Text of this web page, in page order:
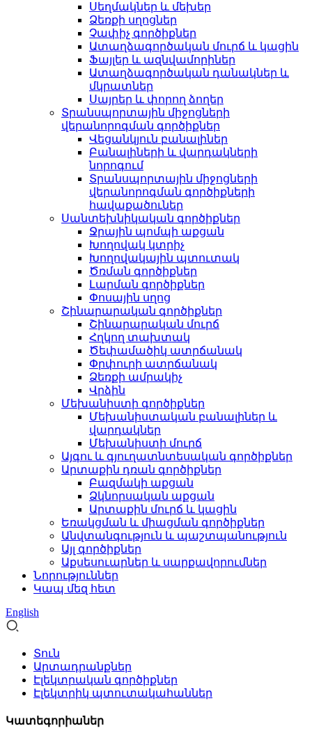
Սեղմակներ և մեխեր
Ձեռքի սղոցներ
Չափիչ գործիքներ
Ատաղձագործական մուրճ և կացին
Ֆայլեր և ազնվամորիներ
Ատաղձագործական դանակներ և
մկրատներ
Սայրեր և փորող ձողեր
Տրանսպորտային միջոցների
վերանորոգման գործիքներ
Վեցանկյուն բանալիներ
Բանալիների և վարդակների
նորոգում
Տրանսպորտային միջոցների
վերանորոգման գործիքների
հավաքածուներ
Սանտեխնիկական գործիքներ
Ջրային պոմպի աքցան
Խողովակ կտրիչ
Խողովակային պտուտակ
Ծռման գործիքներ
Լարման գործիքներ
Փոսային սղոց
Շինարարական գործիքներ
Շինարարական մուրճ
Հղկող տախտակ
Ծեփամածիկ ատրճանակ
Փրփուրի ատրճանակ
Ձեռքի ամրակիչ
Վրձին
Մեխանիստի գործիքներ
Մեխանիստական ​​​​բանալիներ և
վարդակներ
Մեխանիստի մուրճ
Այգու և գյուղատնտեսական գործիքներ
Արտաքին դռան գործիքներ
Բազմակի աքցան
Ձկնորսական աքցան
Արտաքին մուրճ և կացին
Եռակցման և միացման գործիքներ
Անվտանգություն և պաշտպանություն
Այլ գործիքներ
Աքսեսուարներ և սարքավորումներ
Նորություններ
Կապ մեզ հետ
English
Տուն
Արտադրանքներ
Էլեկտրական գործիքներ
Էլեկտրիկ պտուտակահաններ
Կատեգորիաներ